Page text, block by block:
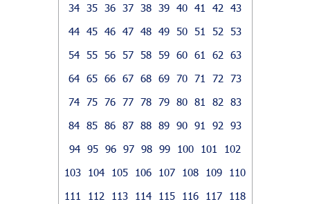
34 35 36 37 38 39 40 41 42
43
44 45 46 47 48 49 50 51 52
53
54 55 56 57 58 59 60 61 62
63
64 65 66 67 68 69 70 71 72
73
74 75 76 77 78 79 80 81 82
83
84 85 86 87 88 89 90 91 92
93
94 95 96 97 98 99 100 101
102
103
104 105 106 107 108 109
110
111
112 113 114 115 116 117
118